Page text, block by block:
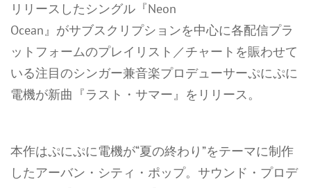
リリースしたシングル『Neon
Ocean』がサブスクリプションを中心に各配信プラ
ットフォームのプレイリスト／チャートを賑わせて
いる注目のシンガー兼音楽プロデューサーぷにぷに
電機が新曲『ラスト・サマー』をリリース。
本作はぷにぷに電機が“夏の終わり”をテーマに制作
したアーバン・シティ・ポップ。サウンド・プロデ